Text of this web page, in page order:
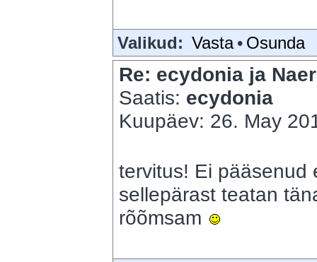
Valikud: Vasta • Osunda
Re: ecydonia ja
Saatis: ecydonia
Kuupäev: 26. May
tervitus! Ei pääsenud
sellepärast teatan
rõõmsam